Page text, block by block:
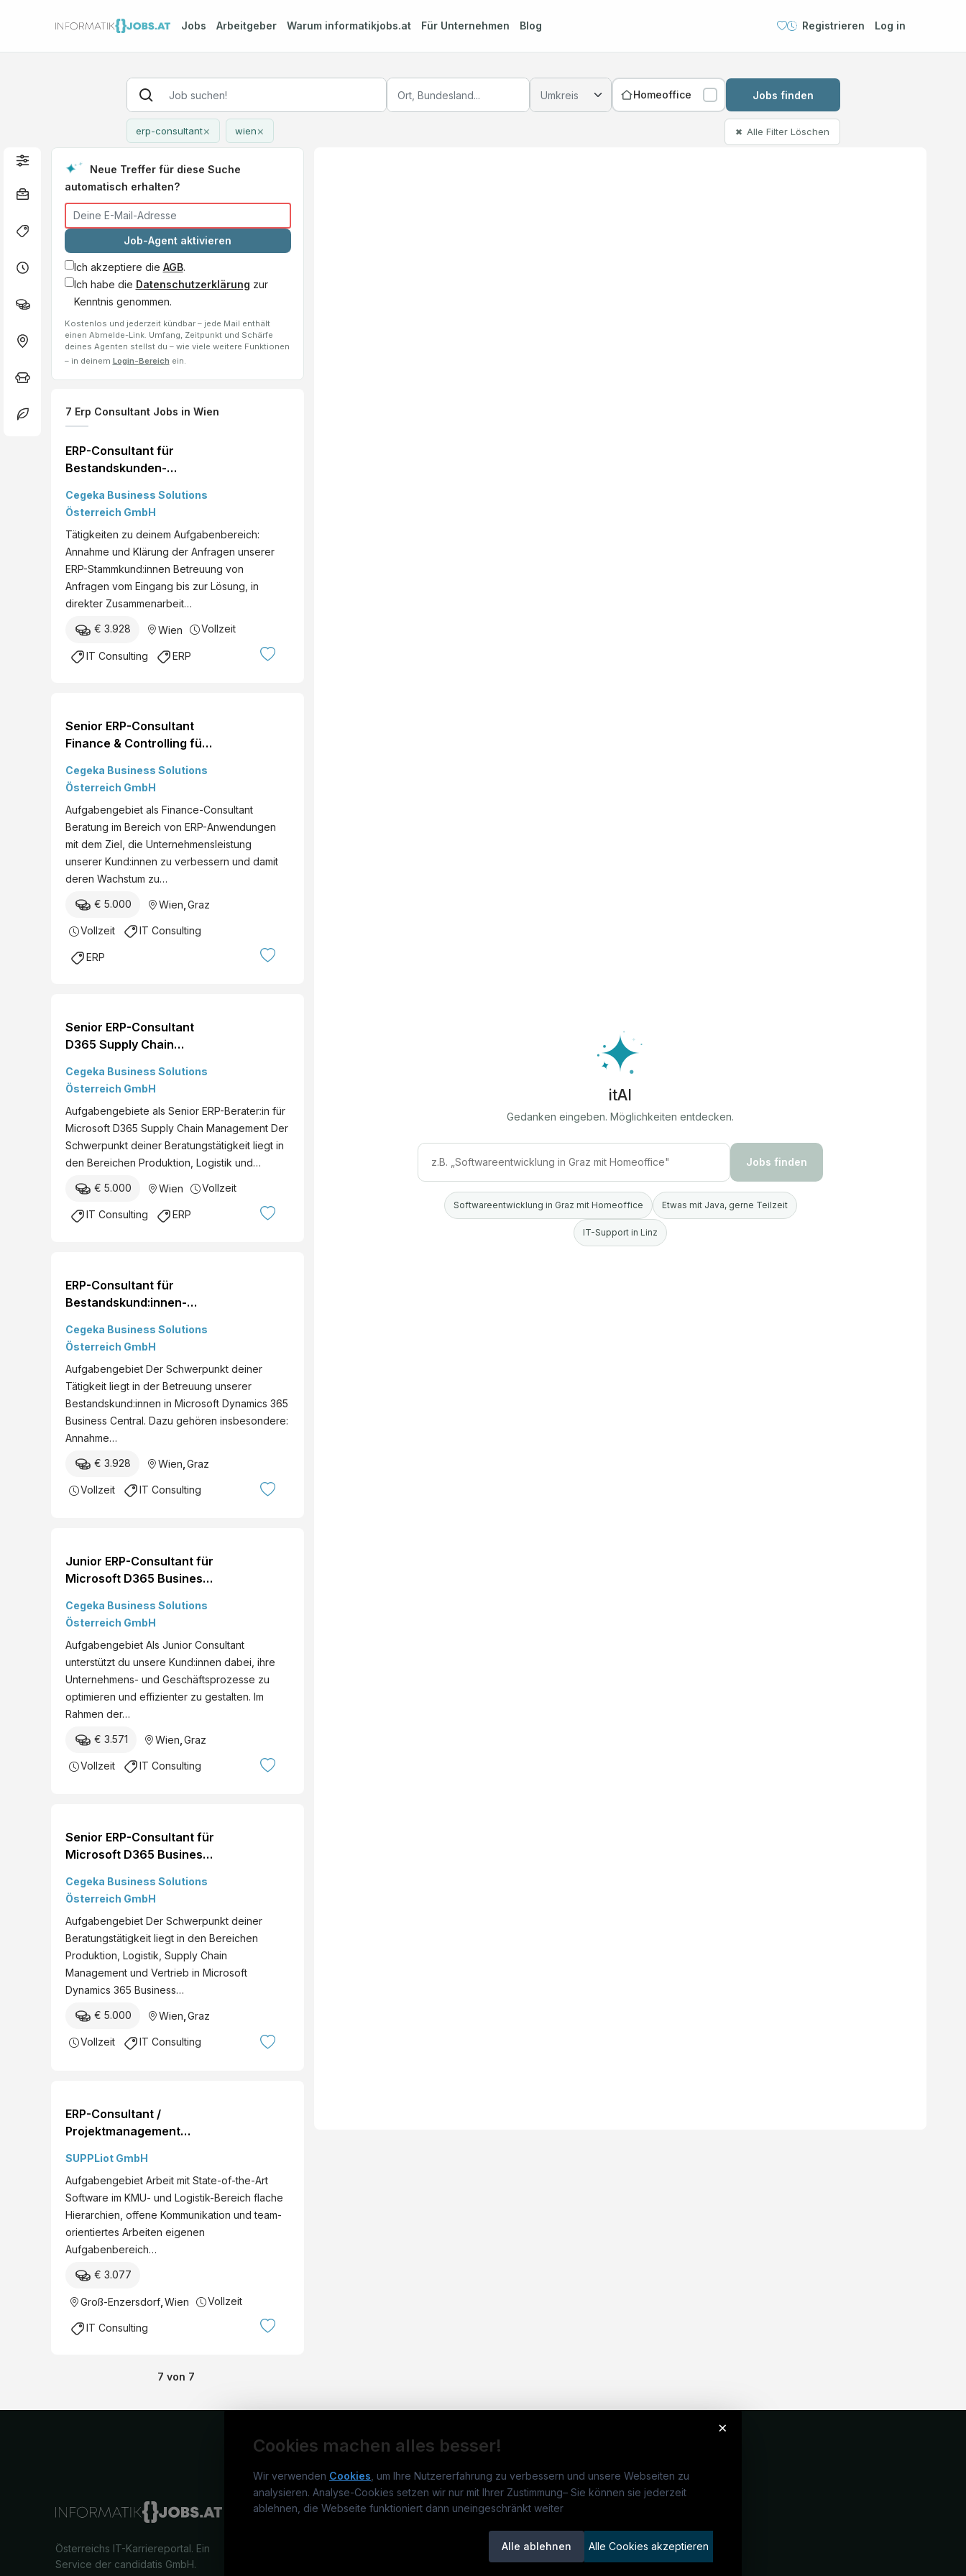
Jobs Arbeitgeber Warum informatikjobs.at Für Unternehmen Blog Registrieren Log in
Homeoffice Jobs finden
erp-consultant× wien× ✖ Alle Filter Löschen
Neue Treffer für diese Suche
automatisch erhalten?
Job-Agent aktivieren
Ich akzeptiere die AGB.
Ich habe die Datenschutzerklärung zur
Kenntnis genommen.
Kostenlos und jederzeit kündbar – jede Mail enthält
einen Abmelde-Link. Umfang, Zeitpunkt und Schärfe
deines Agenten stellst du – wie viele weitere Funktionen
– in deinem Login-Bereich ein.
7 Erp Consultant Jobs in Wien
ERP-Consultant für
Bestandskunden-
D365 (m/w/d) Standort:
Wien, Hybrid Du hast
bereits Berufserfahrung
mit einem ERP-System
und kennst die
wesentlichen
Geschäftsprozesse im
Großkundensegment? Du
willst in unserem hoch
qualifiz...
Cegeka Business Solutions
Österreich GmbH
Tätigkeiten zu deinem Aufgabenbereich:
Annahme und Klärung der Anfragen unserer
ERP-Stammkund:innen Betreuung von
Anfragen vom Eingang bis zur Lösung, in
direkter Zusammenarbeit…
€ 3.928 Wien Vollzeit
IT Consulting ERP
Senior ERP-Consultant
Finance & Controlling für
Standort: Wien, Graz,
Hybrid Du weißt, dass ein
ERP-System die zentrale
Software eines jeden
Unternehmens ist? Die
Kombination aus dem
Einsatz von Finanz-
Knowhow und innovati...
Cegeka Business Solutions
Österreich GmbH
Aufgabengebiet als Finance-Consultant
Beratung im Bereich von ERP-Anwendungen
mit dem Ziel, die Unternehmensleistung
unserer Kund:innen zu verbessern und damit
deren Wachstum zu…
€ 5.000 Wien Graz
Vollzeit IT Consulting
ERP
Senior ERP-Consultant
D365 Supply Chain
Standort: Wien, Hybrid Du
hast umfangreiche
Beratungserfahrung in
ERP-Projekten gesammelt,
kennst die wesentlichen
Industrieprozesse und
kannst Kund:innen von
innerhalb...
Cegeka Business Solutions
Österreich GmbH
Aufgabengebiete als Senior ERP-Berater:in für
Microsoft D365 Supply Chain Management Der
Schwerpunkt deiner Beratungstätigkeit liegt in
den Bereichen Produktion, Logistik und…
€ 5.000 Wien Vollzeit
IT Consulting ERP
ERP-Consultant für
Bestandskund:innen-
Central (m/w/d) Standort:
Wien, Graz, Hybrid Du
hast bereits einiges an
Berufserfahrung mit
einem ERP-System und
kennst die wesentlichen
Geschäftsprozesse im
Großkund:innensegment?
Du...
Cegeka Business Solutions
Österreich GmbH
Aufgabengebiet Der Schwerpunkt deiner
Tätigkeit liegt in der Betreuung unserer
Bestandskund:innen in Microsoft Dynamics 365
Business Central. Dazu gehören insbesondere:
Annahme…
€ 3.928 Wien Graz
Vollzeit IT Consulting
Junior ERP-Consultant für
Microsoft D365 Business
Wien, Graz, Hybrid Du
willst die
Geschäftsprozesse
unterschiedlicher
Unternehmen
kennenlernen, nach
modernen
Projektmanagementmeth
oden arbeiten, in einem
erfahrenen Team...
Cegeka Business Solutions
Österreich GmbH
Aufgabengebiet Als Junior Consultant
unterstützt du unsere Kund:innen dabei, ihre
Unternehmens- und Geschäftsprozesse zu
optimieren und effizienter zu gestalten. Im
Rahmen der…
€ 3.571 Wien Graz
Vollzeit IT Consulting
Senior ERP-Consultant für
Microsoft D365 Business
(m/w/d) Standort: Wien,
Graz, Hybrid Du hast
umfangreiche
Beratungserfahrung in
ERP-Projekten gesammelt,
kennst die wesentlichen
Industrieprozesse und
kannst Kund:innen von
Cegeka Business Solutions
Österreich GmbH
Aufgabengebiet Der Schwerpunkt deiner
Beratungstätigkeit liegt in den Bereichen
Produktion, Logistik, Supply Chain
Management und Vertrieb in Microsoft
Dynamics 365 Business…
€ 5.000 Wien,Graz
Vollzeit IT Consulting
ERP-Consultant /
Projektmanagement
MarxergasseWien,
Österreich
SUPPLiot GmbH
Aufgabengebiet Arbeit mit State-of-the-Art
Software im KMU- und Logistik-Bereich flache
Hierarchien, offene Kommunikation und team-
orientiertes Arbeiten eigenen
Aufgabenbereich…
€ 3.077
Groß-Enzersdorf Wien Vollzeit
IT Consulting
7 von 7
itAI
Gedanken eingeben. Möglichkeiten entdecken.
Jobs finden
Softwareentwicklung in Graz mit Homeoffice Etwas mit Java, gerne Teilzeit
IT-Support in Linz
×
Cookies machen alles besser!
Wir verwenden Cookies , um Ihre Nutzererfahrung zu verbessern und unsere Webseiten zu
analysieren. Analyse-Cookies setzen wir nur mit Ihrer Zustimmung– Sie können sie jederzeit
ablehnen, die Webseite funktioniert dann uneingeschränkt weiter
Alle ablehnen Alle Cookies akzeptieren
Österreichs IT-Karriereportal. Ein
Service der candidatis GmbH.
informatikjobs.at Jobs
Jobkategorien Kandidaten finden